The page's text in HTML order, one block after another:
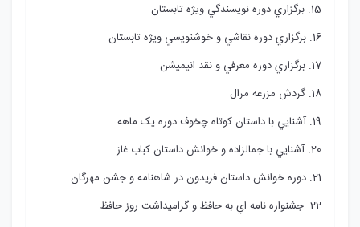
15. برگزاري دوره نويسندگي ويژه تابستان
16. برگزاري دوره نقاشي و خوشنويسي ويژه تابستان
17. برگزاري دوره معرفي و نقد انيميشن
18. گردش مزرعه مرال
19. آشنايي با داستان کوتاه چخوف دوره يک ماهه
20. آشنايي با جمالزاده و خوانش داستان کباب غاز
21. دوره خوانش داستان فريدون در شاهنامه و جشن مهرگان
22. جشنواره نامه اي به حافظ و گراميداشت روز حافظ